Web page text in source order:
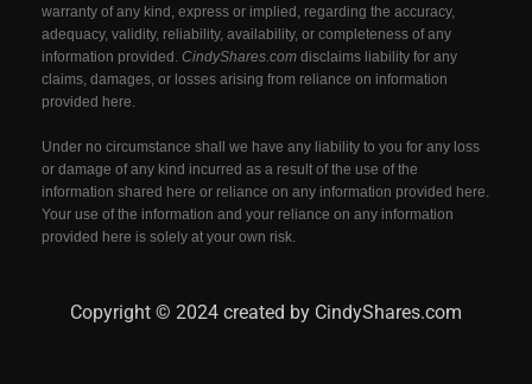
warranty of any kind, express or implied, regarding the accuracy,
adequacy, validity, reliability, availability, or completeness of any
information provided. CindyShares.com disclaims liability for any
claims, damages, or losses arising from reliance on information
provided here.
Under no circumstance shall we have any liability to you for any loss
or damage of any kind incurred as a result of the use of the
information shared here or reliance on any information provided here.
Your use of the information and your reliance on any information
provided here is solely at your own risk.
Copyright © 2024 created by CindyShares.com